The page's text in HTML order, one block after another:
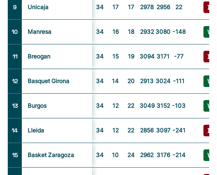
9 Unicaja 34 17 17 2978 2956 22 D
10 Manresa 34 16 18 2932 3080 -148 V
11 Breogan 34 15 19 3094 3171 -77 D
12 Basquet Girona 34 14 20 2913 3024 -111 V
13 Burgos 34 12 22 3049 3152 -103 V
14 Lleida 34 12 22 2856 3097 -241 D
15 Basket Zaragoza 34 10 24 2962 3176 -214 V